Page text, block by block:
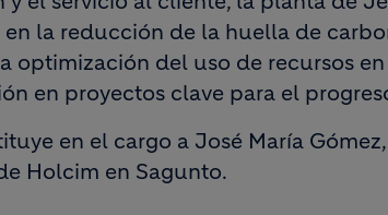
en la reducción de la huella de
optimización del uso de recursos
en proyectos clave para el
en el cargo a José María
Holcim en Sagunto.